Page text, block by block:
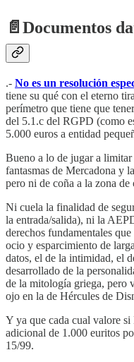
📄 Documentos
.- No es un resolución
tiene su qué con el eterno
perímetro que tiene que
del 5.1.c del RGPD (como
5.000 euros a entidad
Bueno a lo de jugar a
fantasmas de Mercadona y
pero ni de coña a la zona
Ni cuela la finalidad de
la entrada/salida), ni la
derechos fundamentales
ocio y esparcimiento de
datos, el de la intimidad, el
desarrollado de la
de la mitología griega, pero
ojo en la de Hércules de
Y ya que cada cual valore
adicional de 1.000 euritos
15/99.